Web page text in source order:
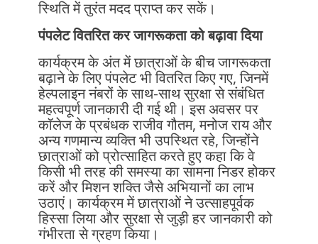
स्थिति में तुरंत मदद प्राप्त कर सकें।
पंपलेट वितरित कर जागरूकता को बढ़ावा दिया
कार्यक्रम के अंत में छात्राओं के बीच जागरूकता
बढ़ाने के लिए पंपलेट भी वितरित किए गए, जिनमें
हेल्पलाइन नंबरों के साथ-साथ सुरक्षा से संबंधित
महत्वपूर्ण जानकारी दी गई थी। इस अवसर पर
कॉलेज के प्रबंधक राजीव गौतम, मनोज राय और
अन्य गणमान्य व्यक्ति भी उपस्थित रहे, जिन्होंने
छात्राओं को प्रोत्साहित करते हुए कहा कि वे
किसी भी तरह की समस्या का सामना निडर होकर
करें और मिशन शक्ति जैसे अभियानों का लाभ
उठाएं। कार्यक्रम में छात्राओं ने उत्साहपूर्वक
हिस्सा लिया और सुरक्षा से जुड़ी हर जानकारी को
गंभीरता से ग्रहण किया।